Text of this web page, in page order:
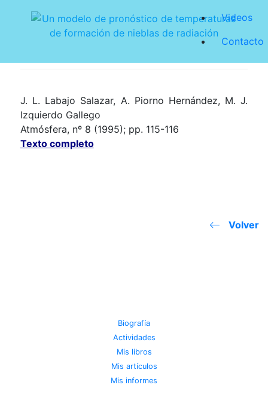
Videos
Contacto
J. L. Labajo Salazar, A. Piorno Hernández, M. J.
Izquierdo Gallego
Atmósfera, nº 8 (1995); pp. 115-116
Texto completo
Volver
Biografía
Actividades
Mis libros
Mis artículos
Mis informes